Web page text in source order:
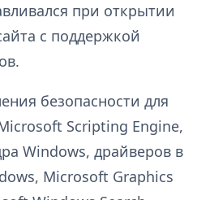
при открытии
с поддержкой
безопасности для
Scripting Engine,
Windows, драйверов в
Microsoft Graphics